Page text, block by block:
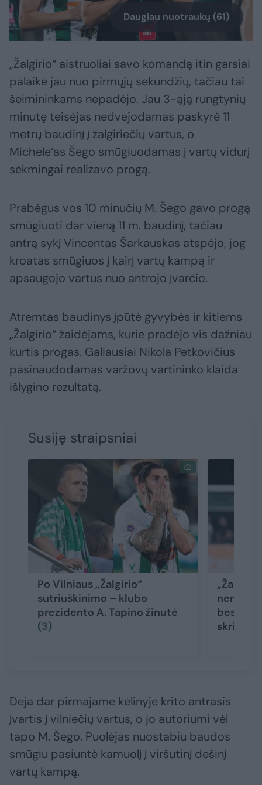
Daugiau nuotraukų (61)
„Žalgirio“ aistruoliai savo komandą itin garsiai
palaikė jau nuo pirmųjų sekundžių, tačiau tai
šeimininkams nepadėjo. Jau 3-ąją rungtynių
minutę teisėjas nedvejodamas paskyrė 11
metrų baudinį į žalgiriečių vartus, o
Michele‘as Šego smūgiuodamas į vartų vidurį
sėkmingai realizavo progą.
Prabėgus vos 10 minučių M. Šego gavo progą
smūgiuoti dar vieną 11 m. baudinį, tačiau
antrą sykį Vincentas Šarkauskas atspėjo, jog
kroatas smūgiuos į kairį vartų kampą ir
apsaugojo vartus nuo antrojo įvarčio.
Atremtas baudinys įpūtė gyvybės ir kitiems
„Žalgirio“ žaidėjams, kurie pradėjo vis dažniau
kurtis progas. Galiausiai Nikola Petkovičius
pasinaudodamas varžovų vartininko klaida
išlygino rezultatą.
Susiję straipsniai
Po Vilniaus „Žalgirio“
sutriuškinimo – klubo
prezidento A. Tapino žinutė
(3)
skriejo
Deja dar pirmajame kėlinyje krito antrasis
įvartis į vilniečių vartus, o jo autoriumi vėl
tapo M. Šego. Puolėjas nuostabiu baudos
smūgiu pasiuntė kamuolį į viršutinį dešinį
vartų kampą.